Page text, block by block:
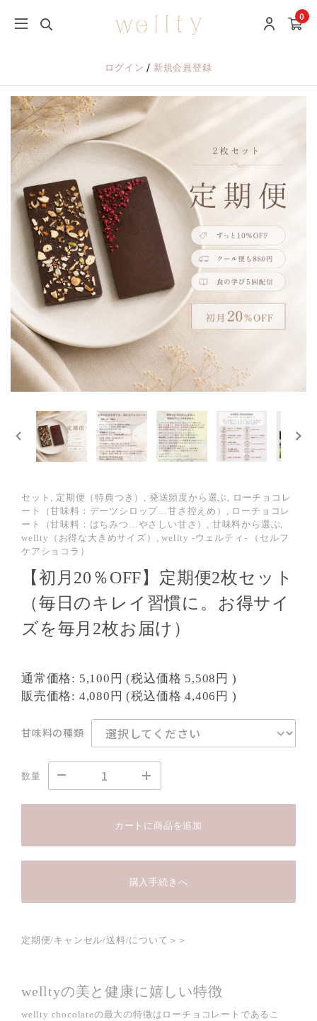
0
ログイン/ 新規会員登録
セット, 定期便（特典つき）, 発送頻度から選ぶ, ローチョコレ
ート（甘味料：デーツシロップ…甘さ控えめ）, ローチョコレ
ート（甘味料：はちみつ…やさしい甘さ）, 甘味料から選ぶ,
wellty（お得な大きめサイズ）, wellty -ウェルティ- （セルフ
ケアショコラ）
【初月20％OFF】定期便2枚セット
（毎日のキレイ習慣に。お得サイ
ズを毎月2枚お届け）
通常価格: 5,100円 (税込価格 5,508円 )
販売価格: 4,080円 (税込価格4,406円 )
甘味料の種類
数量
カートに商品を追加
購入手続きへ
定期便/キャンセル/送料/について＞＞
welltyの美と健康に嬉しい特徴
wellty chocolateの最大の特徴はローチョコレートであるこ